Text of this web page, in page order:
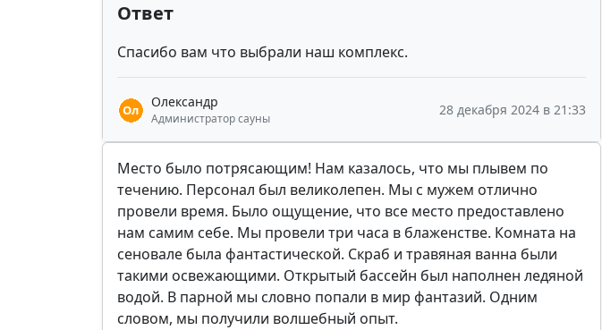
Ответ
Спасибо вам что выбрали наш комплекс.
Олександр
Администратор сауны
28 декабря 2024 в 21:33
Место было потрясающим! Нам казалось, что мы плывем по
течению. Персонал был великолепен. Мы с мужем отлично
провели время. Было ощущение, что все место предоставлено
нам самим себе. Мы провели три часа в блаженстве. Комната на
сеновале была фантастической. Скраб и травяная ванна были
такими освежающими. Открытый бассейн был наполнен ледяной
водой. В парной мы словно попали в мир фантазий. Одним
словом, мы получили волшебный опыт.